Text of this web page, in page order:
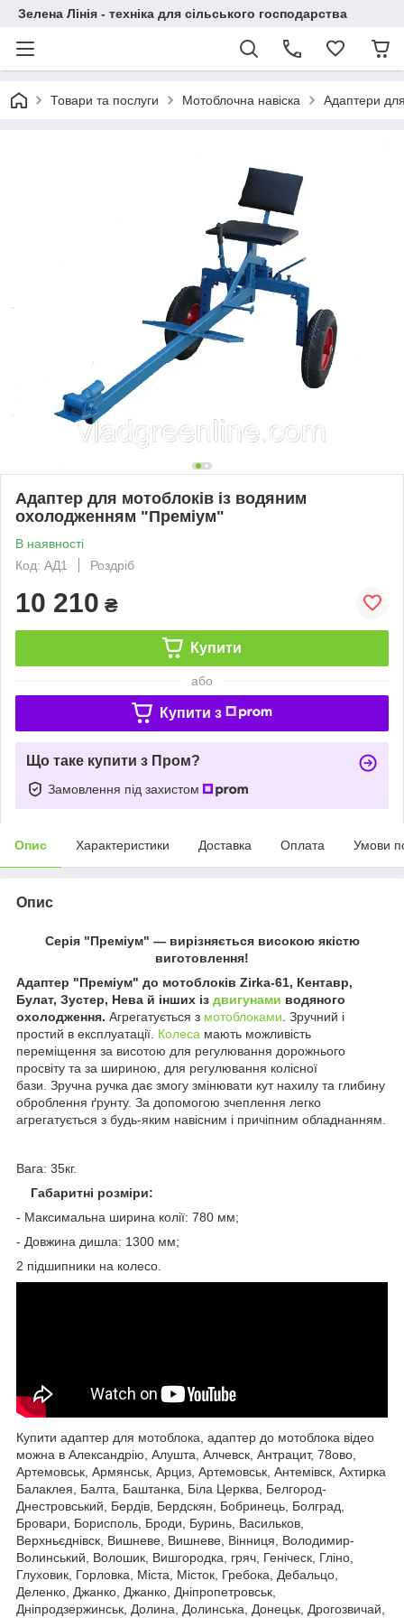
Зелена Лінія - техніка для сільського господарства
Товари та послуги Мотоблочна навіска Адаптери
Адаптер для мотоблоків із водяним
охолодженням "Преміум"
В наявності
Код: АД1
Роздріб
10 210 ₴
Купити
або
Купити з
Що таке купити з Пром?
Замовлення під захистом
Опис Характеристики Доставка Оплата Умови
Опис
Серія "Преміум" — вирізняється високою якістю
виготовлення!
Адаптер "Преміум" до мотоблоків Zirka-61, Кентавр,
Булат, Зустер, Нева й інших із двигунами водяного
охолодження. Агрегатується з мотоблоками . Зручний і
простий в експлуатації. Колеса мають можливість
переміщення за висотою для регулювання дорожнього
просвіту та за шириною, для регулювання колісної
бази. Зручна ручка дає змогу змінювати кут нахилу та глибину
оброблення ґрунту. За допомогою зчеплення легко
агрегатується з будь-яким навісним і причіпним обладнанням.
Вага: 35кг.
Габаритні розміри:
- Максимальна ширина колії: 780 мм;
- Довжина дишла: 1300 мм;
2 підшипники на колесо.
Купити адаптер для мотоблока, адаптер до мотоблока відео
можна в Александрію, Алушта, Алчевск, Антрацит, 78ово,
Артемовськ, Армянськ, Арциз, Артемовськ, Антемівск, Ахтирка
Балаклея, Балта, Баштанка, Біла Церква, Белгород-
Днестровський, Бердів, Бердскян, Бобринець, Болград,
Бровари, Борисполь, Броди, Буринь, Васильков,
Верхньєднівск, Вишневе, Вишневе, Вінниця, Володимир-
Волинський, Волошик, Вишгородка, гряч, Геніческ, Гліно,
Глуховик, Горловка, Міста, Місток, Гребока, Дебальцо,
Деленко, Джанко, Джанко, Дніпропетровськ,
Дніпродзержинськ, Долина, Долинська, Донецьк, Дрогозвичай,